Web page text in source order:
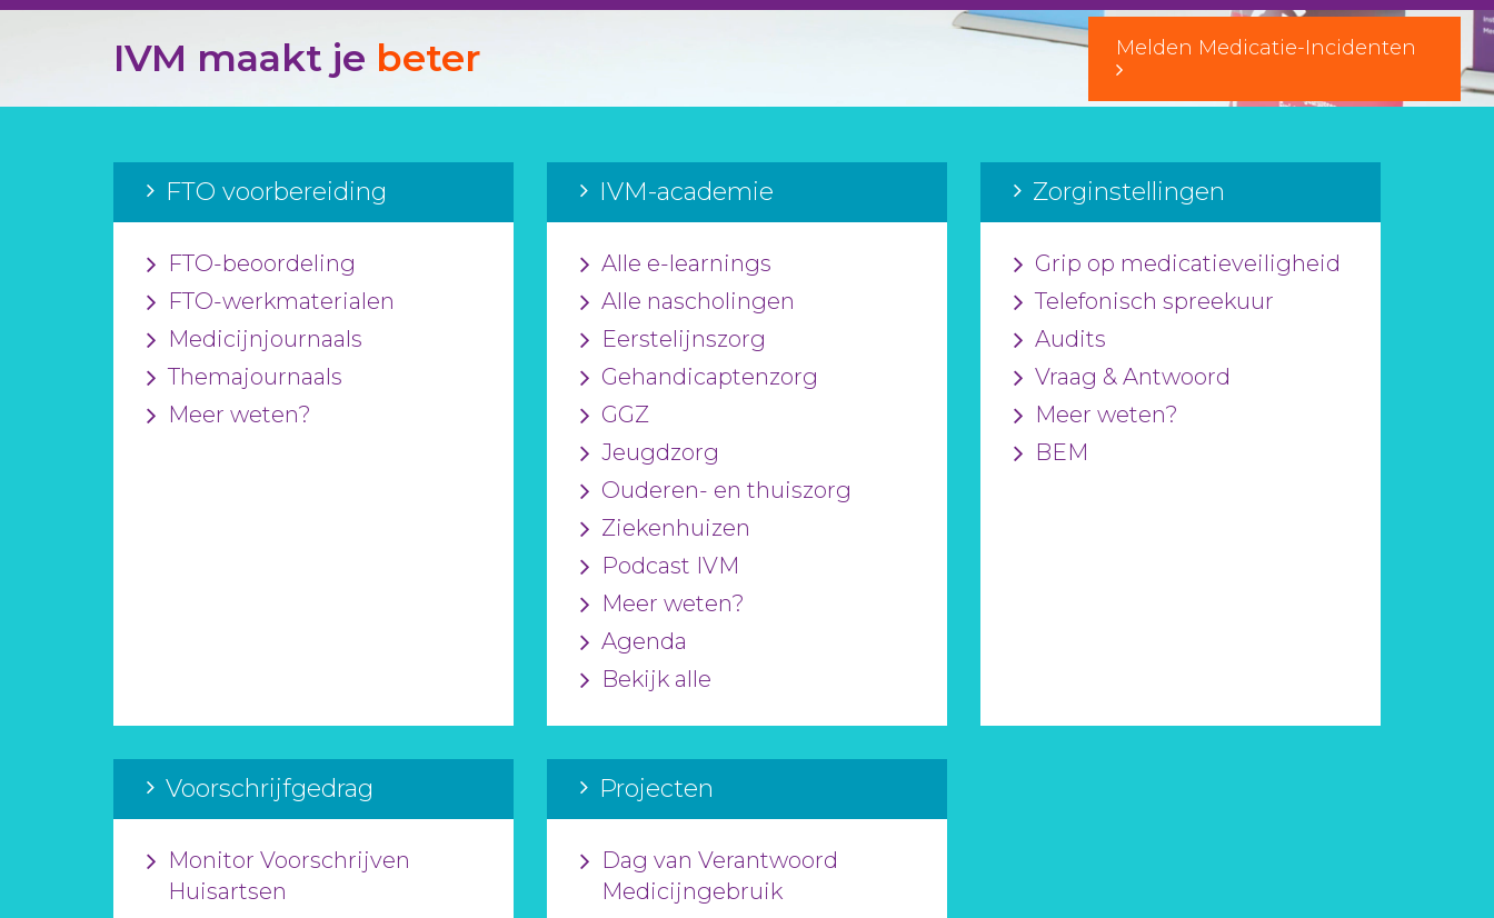
Melden Medicatie-Incidenten
IVM maakt je beter
FTO voorbereiding
FTO-beoordeling
FTO-werkmaterialen
Medicijnjournaals
Themajournaals
Meer weten?
IVM-academie
Alle e-learnings
Alle nascholingen
Eerstelijnszorg
Gehandicaptenzorg
GGZ
Jeugdzorg
Ouderen- en thuiszorg
Ziekenhuizen
Podcast IVM
Meer weten?
Agenda
Bekijk alle
Zorginstellingen
Grip op medicatieveiligheid
Telefonisch spreekuur
Audits
Vraag & Antwoord
Meer weten?
BEM
Voorschrijfgedrag
Monitor Voorschrijven
Huisartsen
Projecten
Dag van Verantwoord
Medicijngebruik